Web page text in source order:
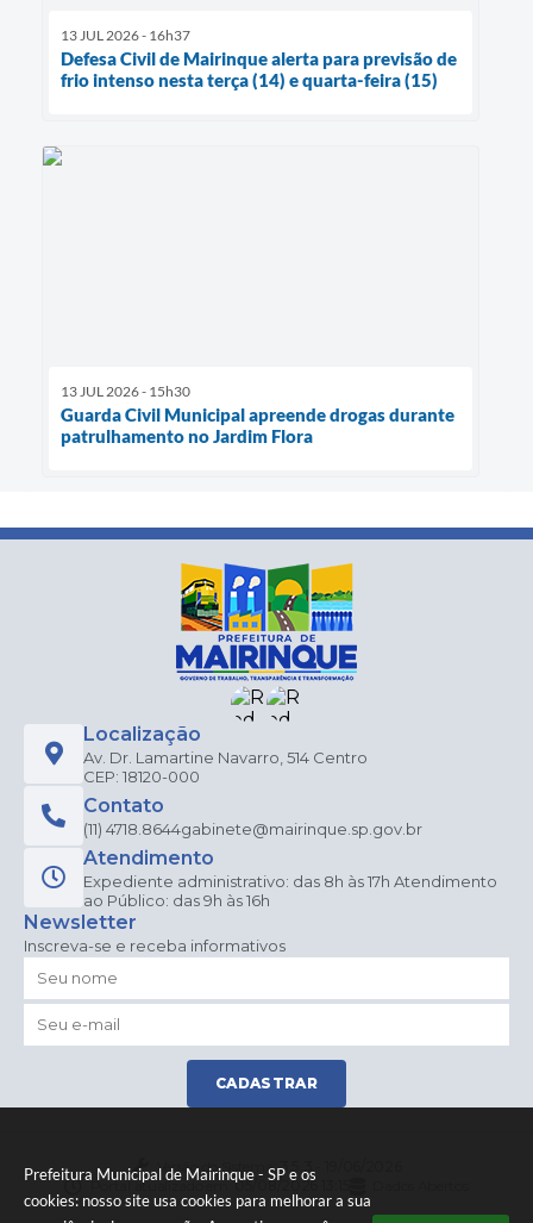
Prefeitura Municipal de Mairinque - SP e os
cookies: nosso site usa cookies para melhorar a sua
13 JUL 2026 - 16h37
Defesa Civil de Mairinque alerta para previsão de
frio intenso nesta terça (14) e quarta-feira (15)
13 JUL 2026 - 15h30
Guarda Civil Municipal apreende drogas durante
patrulhamento no Jardim Flora
Localização
Av. Dr. Lamartine Navarro, 514 Centro
CEP: 18120-000
Contato
(11) 4718.8644gabinete@mairinque.sp.gov.br
Atendimento
Expediente administrativo: das 8h às 17h Atendimento
ao Público: das 9h às 16h
Newsletter
Inscreva-se e receba informativos
CADASTRAR
Versão do Sistema:3.5.3 - 19/06/2026
Portal atualizado em:05/08/2026 13:15